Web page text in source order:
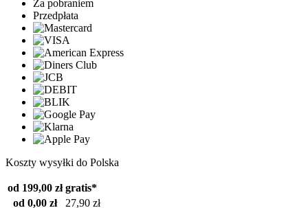
Za pobraniem
Przedpłata
Koszty wysyłki do Polska
od 199,00 zł gratis*
od 0,00 zł
27,90 zł